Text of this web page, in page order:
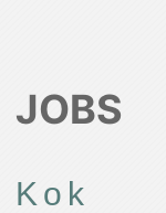
JOBS
Kok